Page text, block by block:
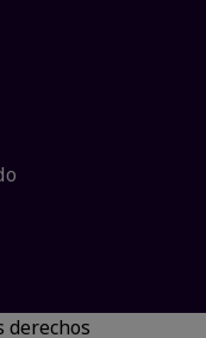
derechos